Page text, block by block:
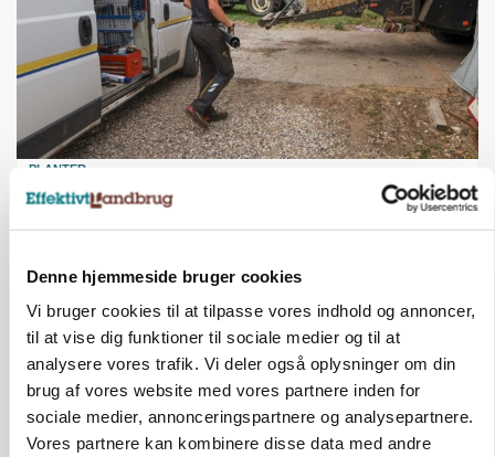
Denne hjemmeside bruger cookies
Vi bruger cookies til at tilpasse vores indhold og annoncer,
til at vise dig funktioner til sociale medier og til at
analysere vores trafik. Vi deler også oplysninger om din
brug af vores website med vores partnere inden for
sociale medier, annonceringspartnere og analysepartnere.
Vores partnere kan kombinere disse data med andre
PLANTER
På døgnvagt i høsten
Loading...